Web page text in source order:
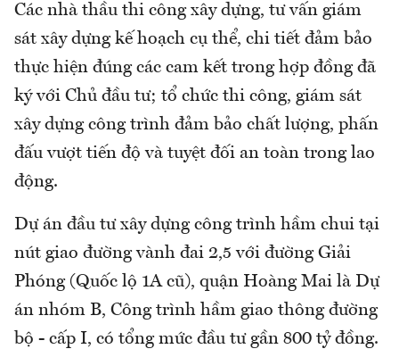
Các nhà thầu thi công xây dựng, tư vấn giám
sát xây dựng kế hoạch cụ thể, chi tiết đảm bảo
thực hiện đúng các cam kết trong hợp đồng đã
ký với Chủ đầu tư; tổ chức thi công, giám sát
xây dựng công trình đảm bảo chất lượng, phấn
đấu vượt tiến độ và tuyệt đối an toàn trong lao
động.
Dự án đầu tư xây dựng công trình hầm chui tại
nút giao đường vành đai 2,5 với đường Giải
Phóng (Quốc lộ 1A cũ), quận Hoàng Mai là Dự
án nhóm B, Công trình hầm giao thông đường
bộ - cấp I, có tổng mức đầu tư gần 800 tỷ đồng.